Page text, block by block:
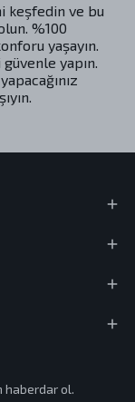
keşfedin ve bu
%100
yaşayın.
yapın.
haberdar ol.